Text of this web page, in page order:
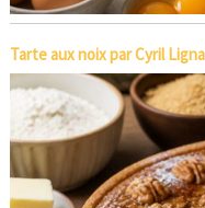
Tarte aux noix par Cyril